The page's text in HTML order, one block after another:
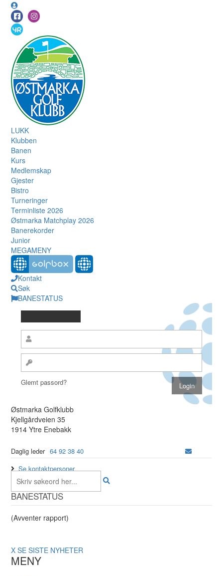
LUKK
Klubben
Banen
Kurs
Medlemskap
Gjester
Bistro
Turneringer
Terminliste 2026
Østmarka Matchplay 2026
Banerekorder
Junior
MEGAMENY
Kontakt
Søk
BANESTATUS
Glemt passord?
Østmarka Golfklubb
Kjellgårdveien 35
1914 Ytre Enebakk
Daglig leder 64 92 38 40
Se kontaktpersoner
BANESTATUS
(Avventer rapport)
X SE SISTE NYHETER
MENY